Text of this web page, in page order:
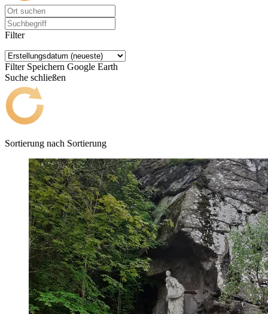
Filter
Filter Speichern Google Earth
Suche schließen
Sortierung nach Sortierung